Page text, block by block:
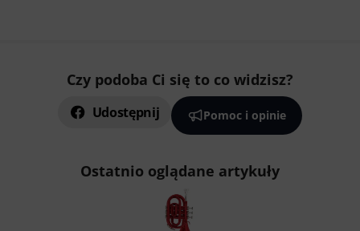
Czy podoba Ci się to co widzisz?
Udostępnij Pomoc i opinie
Ostatnio oglądane artykuły